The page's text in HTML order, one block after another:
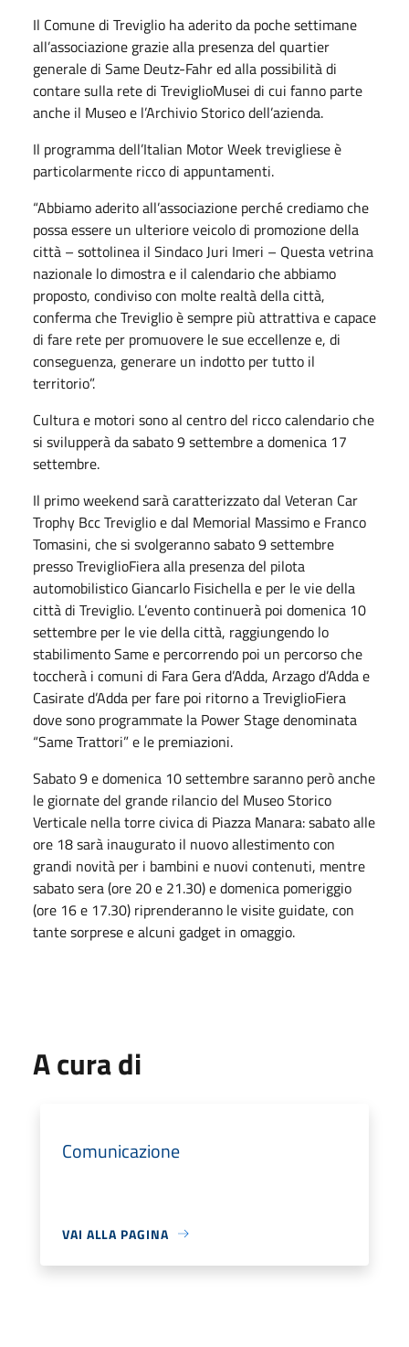
Il Comune di Treviglio ha aderito da poche settimane
all’associazione grazie alla presenza del quartier
generale di Same Deutz-Fahr ed alla possibilità di
contare sulla rete di TreviglioMusei di cui fanno parte
anche il Museo e l’Archivio Storico dell’azienda.
Il programma dell’Italian Motor Week trevigliese è
particolarmente ricco di appuntamenti.
“Abbiamo aderito all’associazione perché crediamo che
possa essere un ulteriore veicolo di promozione della
città – sottolinea il Sindaco Juri Imeri – Questa vetrina
nazionale lo dimostra e il calendario che abbiamo
proposto, condiviso con molte realtà della città,
conferma che Treviglio è sempre più attrattiva e capace
di fare rete per promuovere le sue eccellenze e, di
conseguenza, generare un indotto per tutto il
territorio”.
Cultura e motori sono al centro del ricco calendario che
si svilupperà da sabato 9 settembre a domenica 17
settembre.
Il primo weekend sarà caratterizzato dal Veteran Car
Trophy Bcc Treviglio e dal Memorial Massimo e Franco
Tomasini, che si svolgeranno sabato 9 settembre
presso TreviglioFiera alla presenza del pilota
automobilistico Giancarlo Fisichella e per le vie della
città di Treviglio. L’evento continuerà poi domenica 10
settembre per le vie della città, raggiungendo lo
stabilimento Same e percorrendo poi un percorso che
toccherà i comuni di Fara Gera d’Adda, Arzago d’Adda e
Casirate d’Adda per fare poi ritorno a TreviglioFiera
dove sono programmate la Power Stage denominata
“Same Trattori” e le premiazioni.
Sabato 9 e domenica 10 settembre saranno però anche
le giornate del grande rilancio del Museo Storico
Verticale nella torre civica di Piazza Manara: sabato alle
ore 18 sarà inaugurato il nuovo allestimento con
grandi novità per i bambini e nuovi contenuti, mentre
sabato sera (ore 20 e 21.30) e domenica pomeriggio
(ore 16 e 17.30) riprenderanno le visite guidate, con
tante sorprese e alcuni gadget in omaggio.
A cura di
Comunicazione
VAI ALLA PAGINA